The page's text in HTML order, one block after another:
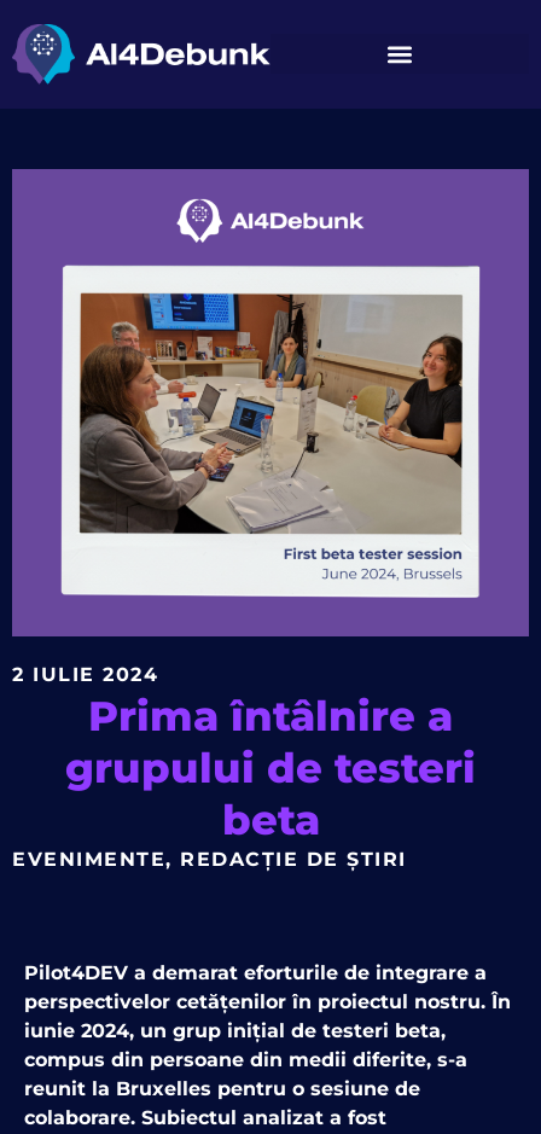
2 IULIE 2024
Prima întâlnire a
grupului de testeri
beta
EVENIMENTE, REDACȚIE DE ȘTIRI
Pilot4DEV a demarat eforturile de integrare a
perspectivelor cetățenilor în proiectul nostru. În
iunie 2024, un grup inițial de testeri beta,
compus din persoane din medii diferite, s-a
reunit la Bruxelles pentru o sesiune de
colaborare. Subiectul analizat a fost